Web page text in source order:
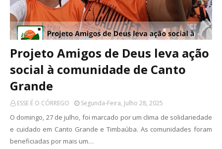
Projeto Amigos de Deus leva ação
social à comunidade de Canto
Grande
ESSE É O CÓRREGO Segunda-Feira, Julho 28, 2025
O domingo, 27 de julho, foi marcado por um clima de solidariedade
e cuidado em Canto Grande e Timbaúba. As comunidades foram
beneficiadas por mais um…